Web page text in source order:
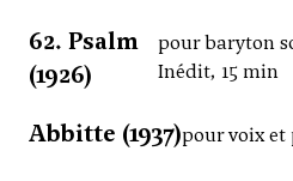
62. Psalm
(1926)
pour baryton
Inédit, 15 min
Abbitte (1937)pour voix